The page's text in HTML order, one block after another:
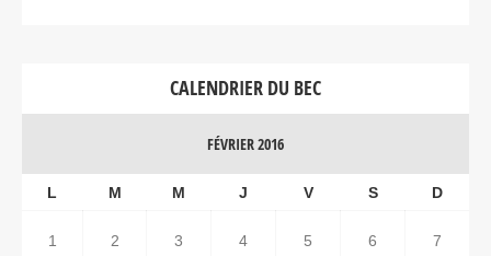
CALENDRIER DU BEC
FÉVRIER 2016
L M M J V S D
1 2 3 4 5 6 7